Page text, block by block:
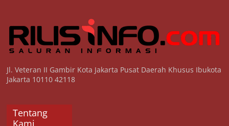
Jl. Veteran II Gambir Kota Jakarta Pusat Daerah Khusus Ibukota
Jakarta 10110 42118
Tentang